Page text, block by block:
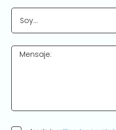
Soy…
Mensaje: